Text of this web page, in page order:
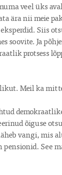
veel üks
ära nii meie
Siis
soovite. Ja
protsess
Meil ka
õiguse
vangi, mis
See